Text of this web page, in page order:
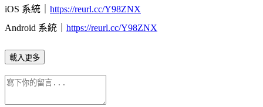
iOS 系統｜ https://reurl.cc/Y98ZNX
Android 系統｜ https://reurl.cc/Y98ZNX
載入更多